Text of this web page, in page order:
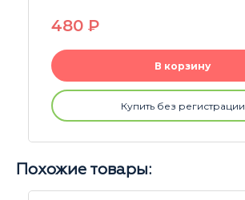
250 P
В корзину
Купить без регистрации
Похожие товары: